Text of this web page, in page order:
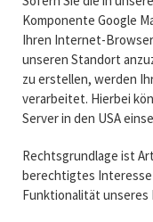
Komponente Google
Ihren Internet-
unseren Standort
zu erstellen, werden
verarbeitet. Hierbei
Server in den USA
Rechtsgrundlage ist
berechtigtes
Funktionalität